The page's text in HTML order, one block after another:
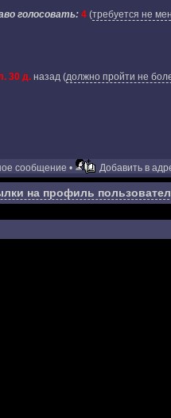
голосовать: 4(требуется не
30 д.назад(должно пройти не
сообщение • Добавить в
на профиль